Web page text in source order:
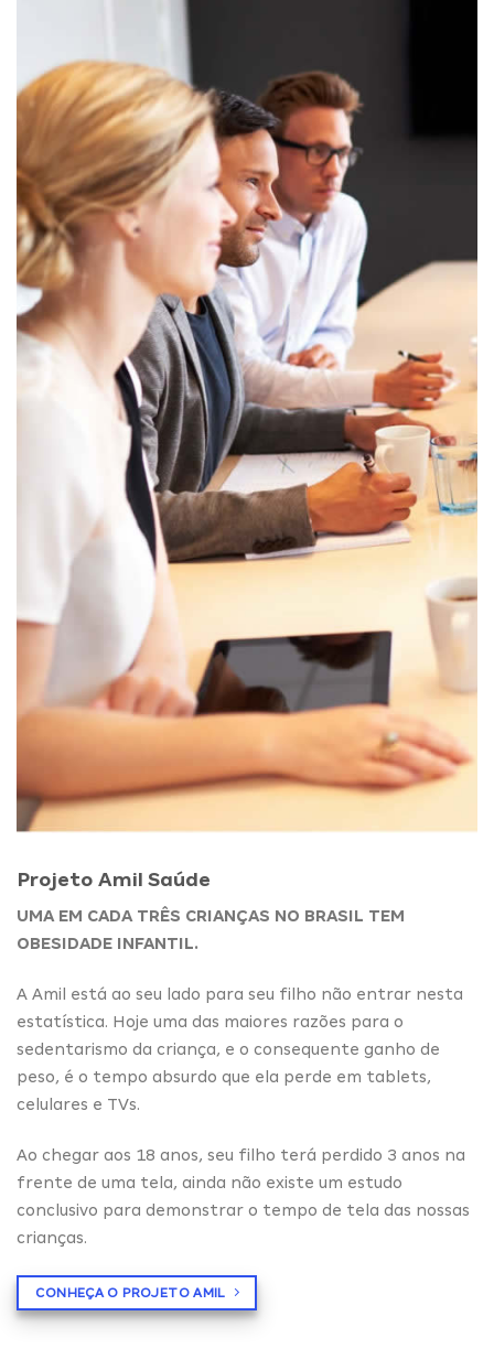
Projeto Amil Saúde
UMA EM CADA TRÊS CRIANÇAS NO BRASIL TEM
OBESIDADE INFANTIL.
A Amil está ao seu lado para seu filho não entrar nesta
estatística. Hoje uma das maiores razões para o
sedentarismo da criança, e o consequente ganho de
peso, é o tempo absurdo que ela perde em tablets,
celulares e TVs.
Ao chegar aos 18 anos, seu filho terá perdido 3 anos na
frente de uma tela, ainda não existe um estudo
conclusivo para demonstrar o tempo de tela das nossas
crianças.
CONHEÇA O PROJETO AMIL